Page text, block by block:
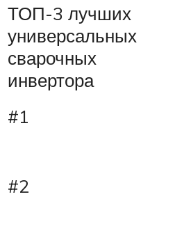
ТОП-3 лучших
универсальных
сварочных
инвертора
#1
#2